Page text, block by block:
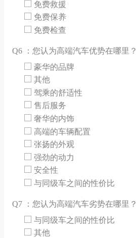
免费救援
免费保养
免费检查
Q6 ：您认为高端汽车优势在哪里？
豪华的品牌
其他
驾乘的舒适性
售后服务
奢华的内饰
高端的车辆配置
张扬的外观
强劲的动力
安全性
与同级车之间的性价比
Q7 ：您认为高端汽车劣势在哪里？
与同级车之间的性价比
其他